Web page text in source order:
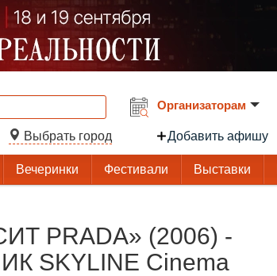
Выбрать город
Организаторам
Добавить афишу
Вечеринки Фестивали Выставки
PRADA» (2006) -
SKYLINE Cinema